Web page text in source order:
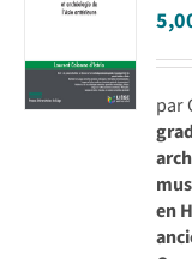
par
en